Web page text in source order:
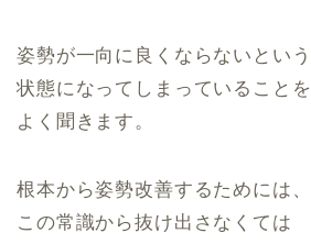
姿勢が一向に良くならないという
状態になってしまっていることを
よく聞きます。
根本から姿勢改善するためには、
この常識から抜け出さなくては